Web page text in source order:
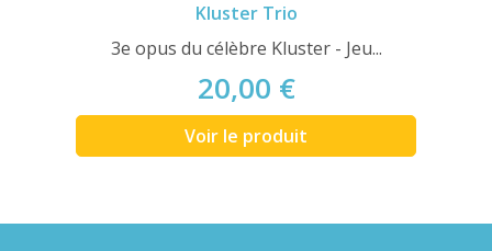
Kluster Trio
3e opus du célèbre Kluster - Jeu...
20,00 €
Voir le produit